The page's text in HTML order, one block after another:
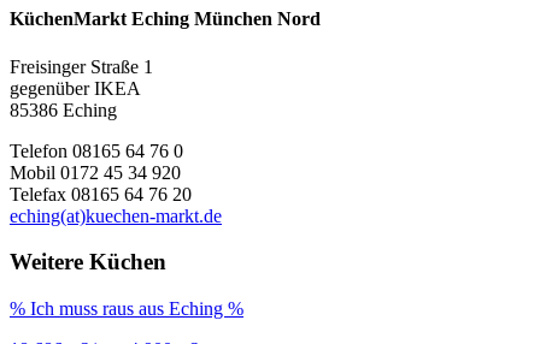
KüchenMarkt Eching München Nord
Freisinger Straße 1
gegenüber IKEA
85386 Eching
Telefon 08165 64 76 0
Mobil 0172 45 34 920
Telefax 08165 64 76 20
eching(at)kuechen-markt.de
Weitere Küchen
% Ich muss raus aus Eching %